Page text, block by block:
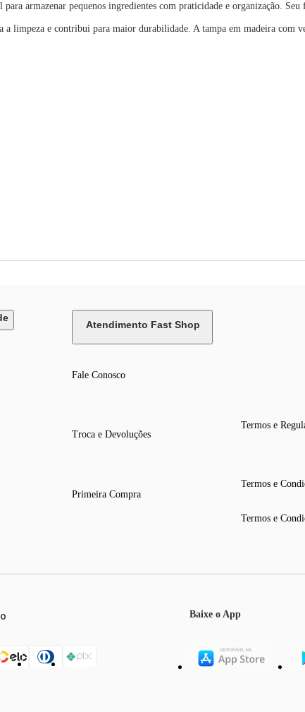
armazenar pequenos ingredientes com praticidade e organização.
limpeza e contribui para maior durabilidade. A tampa em madeira com
Atendimento Fast Shop
Fale Conosco
Troca e Devoluções
Primeira Compra
Termos e
Termos e
Termos e
Baixe o App